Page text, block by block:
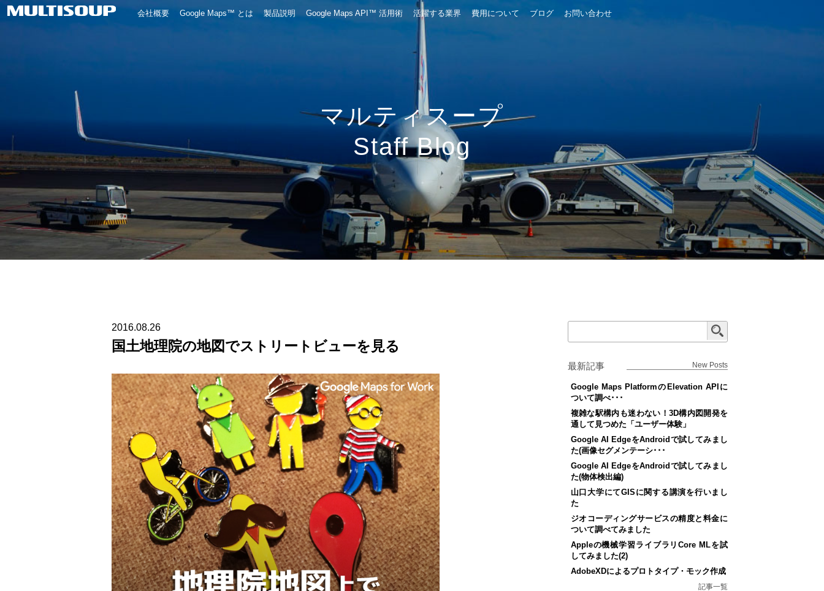
マルティスープ
Staff Blog
会社概要 Google Maps™ とは 製品説明 Google Maps API™ 活用術 活躍する業界 費用について ブログ お問い合わせ
2016.08.26
国土地理院の地図でストリートビューを見る
最新記事 New Posts
Google Maps PlatformのElevation APIに
ついて調べ･･･
複雑な駅構内も迷わない！3D構内図開発を
通して見つめた「ユーザー体験」
Google AI EdgeをAndroidで試してみまし
た(画像セグメンテーシ･･･
Google AI EdgeをAndroidで試してみまし
た(物体検出編)
山口大学にてGISに関する講演を行いまし
た
ジオコーディングサービスの精度と料金に
ついて調べてみました
Appleの機械学習ライブラリCore MLを試
してみました(2)
AdobeXDによるプロトタイプ・モック作成
記事一覧